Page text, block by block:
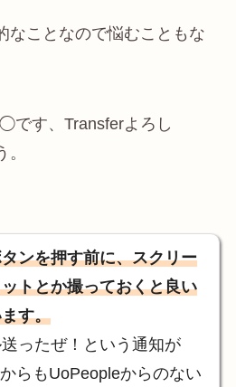
なことなので悩むこともな
です、Transferよろし
ンを押す前に、スクリー
トとか撮っておくと良い
す。
ったぜ！という通知が
らもUoPeopleからのない